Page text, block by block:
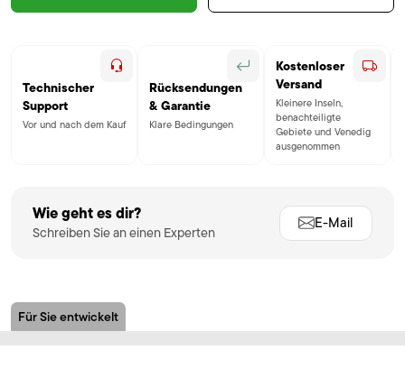
Technischer
Support
Vor und nach dem Kauf
Rücksendungen
& Garantie
Klare Bedingungen
Kostenloser
Versand
Kleinere Inseln,
benachteiligte
Gebiete und Venedig
ausgenommen
Wie geht es dir?
Schreiben Sie an einen Experten
E-Mail
Für Sie entwickelt